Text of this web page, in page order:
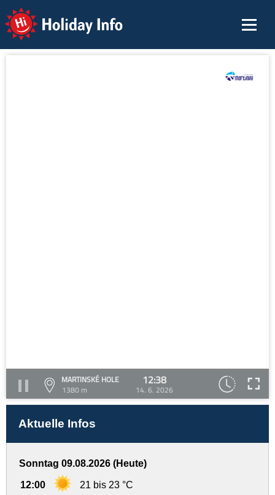
Holiday Info
MARTINSKÉ HOLE
1380 m
12:38
14. 6. 2026
Aktuelle Infos
Sonntag 09.08.2026 (Heute)
12:00 21 bis 23 °C